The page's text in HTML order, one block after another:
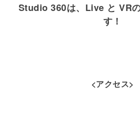
Studio 360は、Live と VR
す！
<アクセス>